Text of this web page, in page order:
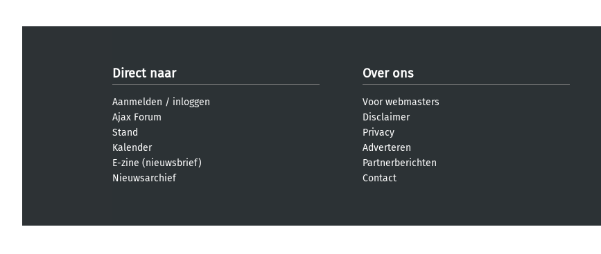
Direct naar
Aanmelden / inloggen
Ajax Forum
Stand
Kalender
E-zine (nieuwsbrief)
Nieuwsarchief
Over ons
Voor webmasters
Disclaimer
Privacy
Adverteren
Partnerberichten
Contact